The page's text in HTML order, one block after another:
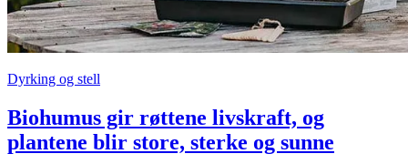
Dyrking og stell
Biohumus gir røttene livskraft, og
plantene blir store, sterke og sunne